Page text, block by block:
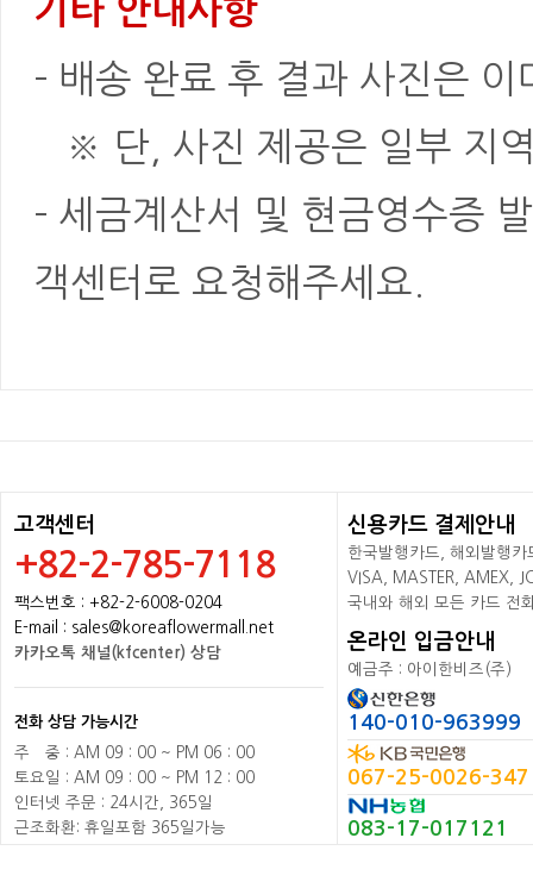
기타 안내사항
- 배송 완료 후 결과 사진은
※ 단, 사진 제공은 일부 지
- 세금계산서 및 현금영수증
객센터로 요청해주세요.
고객센터
+82-2-785-7118
팩스번호 : +82-2-6008-0204
E-mail : sales@koreaflowermall.net
카카오톡 채널(kfcenter) 상담
전화 상담 가능시간
주
중 : AM 09 : 00 ~ PM 06 : 00
토요일 : AM 09 : 00 ~ PM 12 : 00
인터넷 주문 : 24시간, 365일
근조화환: 휴일포함 365일가능
신용카드 결제안내
한국발행카드, 해외발행
VISA, MASTER, AMEX,
국내와 해외 모든 카드 전
온라인 입금안내
예금주 : 아이한비즈(주)
140-010-963999
067-25-0026-347
083-17-017121